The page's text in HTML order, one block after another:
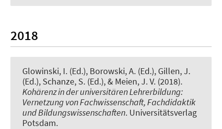
2018
Glowinski, I. (Ed.), Borowski, A. (Ed.), Gillen, J.
(Ed.), Schanze, S. (Ed.), & Meien, J. V. (2018).
Kohärenz in der universitären Lehrerbildung:
Vernetzung von Fachwissenschaft, Fachdidaktik
und Bildungswissenschaften. Universitätsverlag
Potsdam.